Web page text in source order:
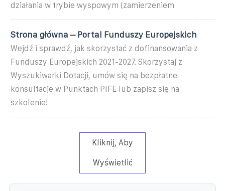
działania w trybie wyspowym (zamierzeniem
Strona główna – Portal Funduszy Europejskich
Wejdź i sprawdź, jak skorzystać z dofinansowania z
Funduszy Europejskich 2021-2027. Skorzystaj z
Wyszukiwarki Dotacji, umów się na bezpłatne
konsultacje w Punktach PIFE lub zapisz się na
szkolenie!
Kliknij, Aby
Wyświetlić